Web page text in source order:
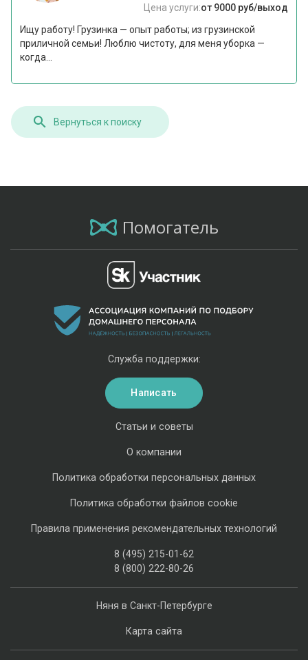
Цена услуги:от 9000 руб/выход
Ищу работу! Грузинка — опыт работы; из грузинской
приличной семьи! Люблю чистоту, для меня уборка —
когда...
Вернуться к поиску
Помогатель
Няня в Санкт-Петербурге
Карта сайта
Статьи и советы
О компании
Политика обработки персональных данных
Политика обработки файлов cookie
Правила применения рекомендательных технологий
8 (495) 215-01-62
8 (800) 222-80-26
Служба поддержки:
Написать